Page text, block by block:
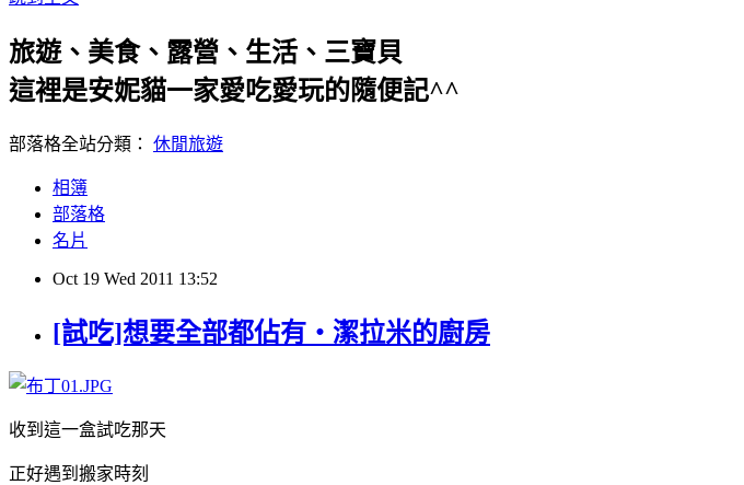
旅遊、美食、露營、生活、三寶貝
這裡是安妮貓一家愛吃愛玩的隨便記^^
部落格全站分類： 休閒旅遊
相簿
部落格
名片
Oct 19 Wed 2011 13:52
[試吃]想要全部都佔有‧潔拉米的廚房
收到這一盒試吃那天
正好遇到搬家時刻